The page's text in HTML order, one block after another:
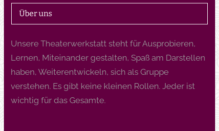
Über uns
Unsere Theaterwerkstatt steht für Ausprobieren,
Lernen, Miteinander gestalten, Spaß am Darstellen
haben, Weiterentwickeln, sich als Gruppe
verstehen. Es gibt keine kleinen Rollen. Jeder ist
wichtig für das Gesamte.